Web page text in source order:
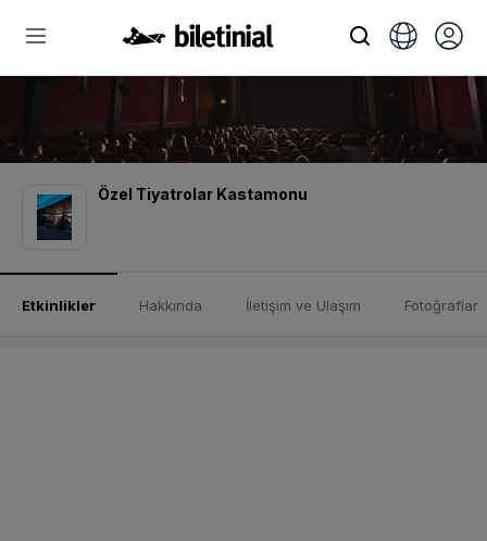
Özel Tiyatrolar Kastamonu
Etkinlikler Hakkında İletişim ve Ulaşım Fotoğraflar